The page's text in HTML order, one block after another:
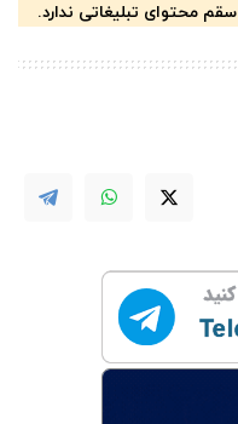
محتوای تبلیغاتی ندارد.